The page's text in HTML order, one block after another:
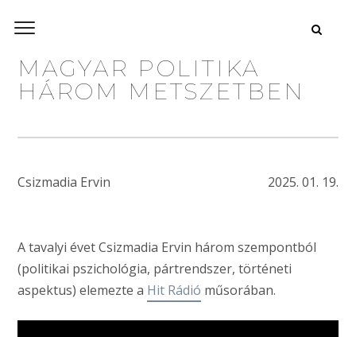
MAGYAR POLITIKA
HÁROM METSZETBEN
Csizmadia Ervin 2025. 01. 19.
A tavalyi évet Csizmadia Ervin három szempontból
(politikai pszichológia, pártrendszer, történeti
aspektus) elemezte a Hit Rádió műsorában.